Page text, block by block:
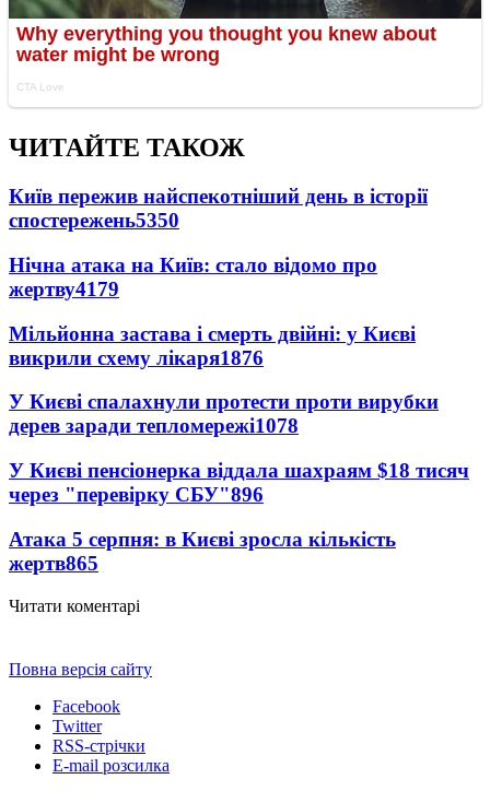
ЧИТАЙТЕ ТАКОЖ
Київ пережив найспекотніший день в історії
спостережень5350
Нічна атака на Київ: стало відомо про
жертву4179
Мільйонна застава і смерть двійні: у Києві
викрили схему лікаря1876
У Києві спалахнули протести проти вирубки
дерев заради тепломережі1078
У Києві пенсіонерка віддала шахраям $18 тисяч
через "перевірку СБУ"896
Атака 5 серпня: в Києві зросла кількість
жертв865
Читати коментарі
Повна версія сайту
Facebook
Twitter
RSS-стрічки
E-mail розсилка